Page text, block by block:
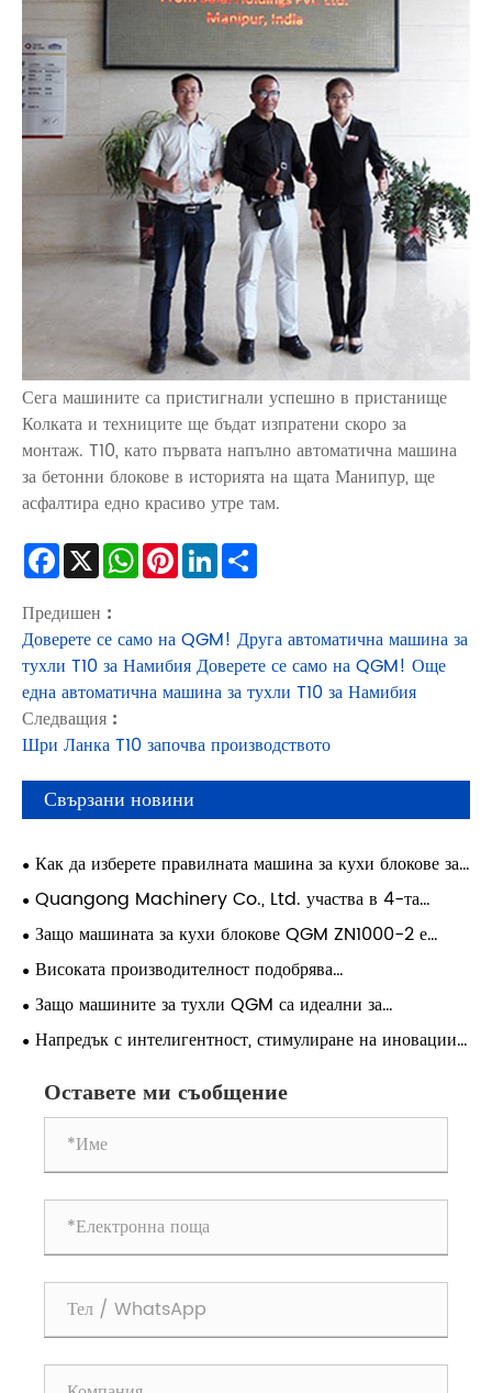
Сега машините са пристигнали успешно в пристанище
Колката и техниците ще бъдат изпратени скоро за
монтаж. T10, като първата напълно автоматична машина
за бетонни блокове в историята на щата Манипур, ще
асфалтира едно красиво утре там.
Facebook
X WhatsApp
PinterestLinkedIn
Предишен :
Доверете се само на QGM! Друга автоматична машина за
тухли T10 за Намибия Доверете се само на QGM! Още
една автоматична машина за тухли T10 за Намибия
Следващия :
Шри Ланка T10 започва производството
Свързани новини
Как да изберете правилната машина за кухи блокове за
вашата фабрика?
Quangong Machinery Co., Ltd. участва в 4-та
конференция за технически обмен за цялостно
оползотворяване на твърди отпадъци от въглища
Защо машината за кухи блокове QGM ZN1000-2 е
идеалният избор за производство на висококачествени
кухи блокове
Високата производителност подобрява
конкурентоспособността на бизнеса
Защо машините за тухли QGM са идеални за
строителни проекти в Близкия изток
Напредък с интелигентност, стимулиране на иновации |
Списък на проекти за интелигентни фабрики на високо
ниво“
Оставете ми съобщение